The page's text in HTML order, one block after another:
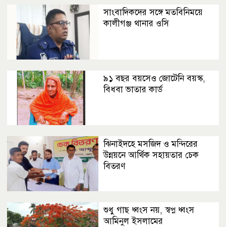
সাংবাদিকদের সঙ্গে মতবিনিময়ে
কালীগঞ্জ থানার ওসি
৯১ বছর বয়সেও জোটেনি বয়স্ক,
বিধবা ভাতার কার্ড
ঝিনাইদহে মসজিদ ও মন্দিরের
উন্নয়নে আর্থিক সহায়তার চেক
বিতরণ
শুধু গাছ ধ্বংস নয়, স্বপ্ন ধ্বংস
আমিনুল ইসলামের